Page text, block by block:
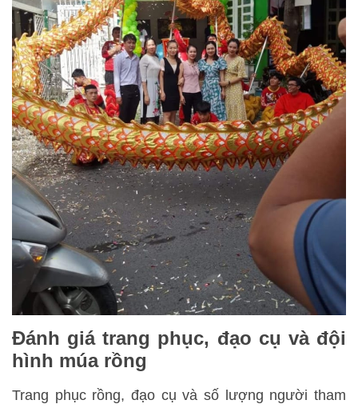
Đánh giá trang phục, đạo cụ và đội
hình múa rồng
Trang phục rồng, đạo cụ và số lượng người tham